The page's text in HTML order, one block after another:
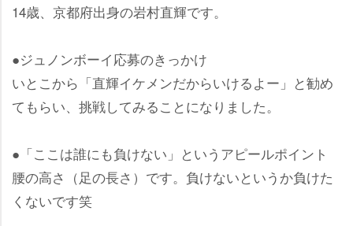
14歳、京都府出身の岩村直輝です。
●ジュノンボーイ応募のきっかけ
いとこから「直輝イケメンだからいけるよー」と勧め
てもらい、挑戦してみることになりました。
●「ここは誰にも負けない」というアピールポイント
腰の高さ（足の長さ）です。負けないというか負けた
くないです笑